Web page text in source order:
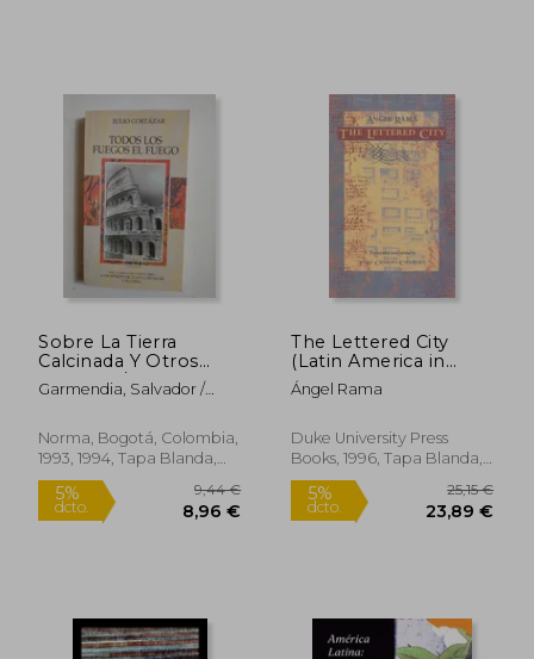
5%
dcto.
Sobre La Tierra
Calcinada Y Otros
Cuentos / A
Proposito De La Obra
Garmendia
Garmendia, Salvador /
Juan G.
Norma, Bogotá, Colombia,
1993, 1994, Tapa Blanda,
Usado
The Lettered City
(Latin America in
Translation) (en
Inglés)
Ángel Rama
Duke University Press
Books, 1996, Tapa Blanda,
Nuevo